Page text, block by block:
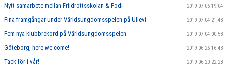
Nytt samarbete mellan Friidrottsskolan & Fodi 2019-07-06 19:04
Fina framgångar under Världsungdomsspelen på Ullevi 2019-07-04 21:43
Fem nya klubbrekord på Världsungdomsspelen 2019-07-04 00:58
Göteborg, here we come! 2019-06-26 16:43
Tack för i vår! 2019-06-20 22:28